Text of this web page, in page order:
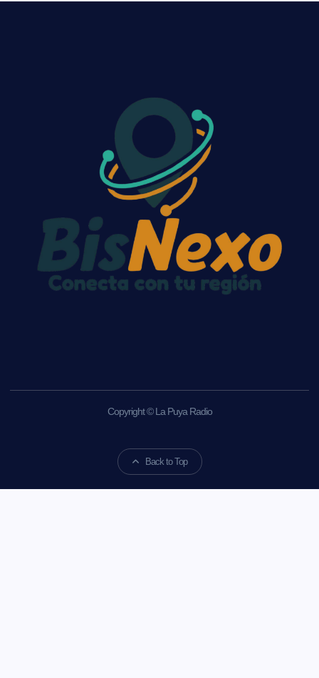
Copyright © La Puya Radio
Back to Top